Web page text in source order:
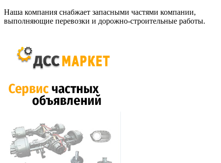
Наша компания снабжает запасными частями компании,
выполняющие перевозки и дорожно-строительные работы.